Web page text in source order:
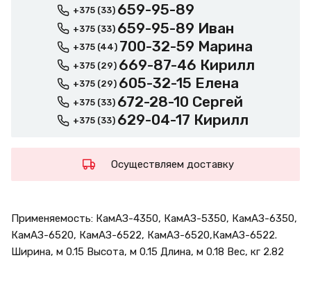
+375 (33) 659-95-89
+375 (33) 659-95-89 Иван
+375 (44) 700-32-59 Марина
+375 (29) 669-87-46 Кирилл
+375 (29) 605-32-15 Елена
+375 (33) 672-28-10 Сергей
+375 (33) 629-04-17 Кирилл
Осуществляем доставку
Применяемость: КамАЗ-4350, КамАЗ-5350, КамАЗ-6350,
КамАЗ-6520, КамАЗ-6522, КамАЗ-6520,КамАЗ-6522.
Ширина, м 0.15 Высота, м 0.15 Длина, м 0.18 Вес, кг 2.82